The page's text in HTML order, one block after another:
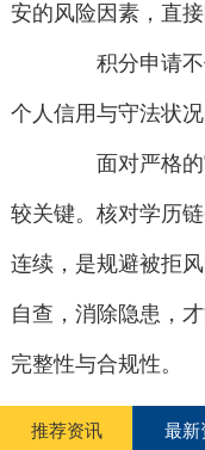
安的风险因素，直
积分申请不
个人信用与守法状况
面对严格的
较关键。核对学历
连续，是规避被拒
自查，消除隐患，
完整性与合规性。
推荐资讯 最新